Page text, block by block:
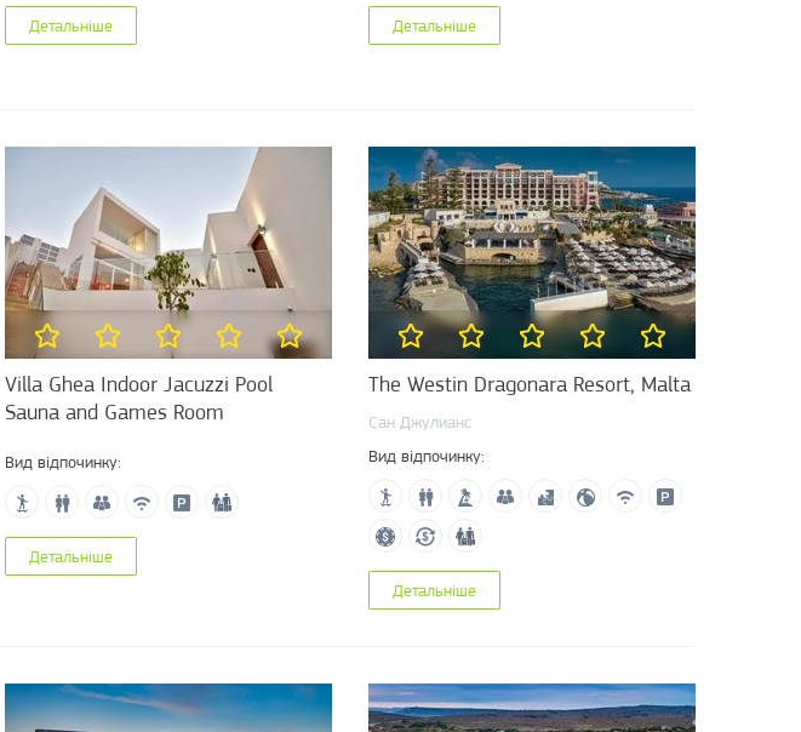
Детальніше Детальніше
Villa Ghea Indoor Jacuzzi Pool
Sauna and Games Room
Вид відпочинку:
Детальніше
The Westin Dragonara Resort, Malta
Сан Джулианс
Вид відпочинку:
Детальніше